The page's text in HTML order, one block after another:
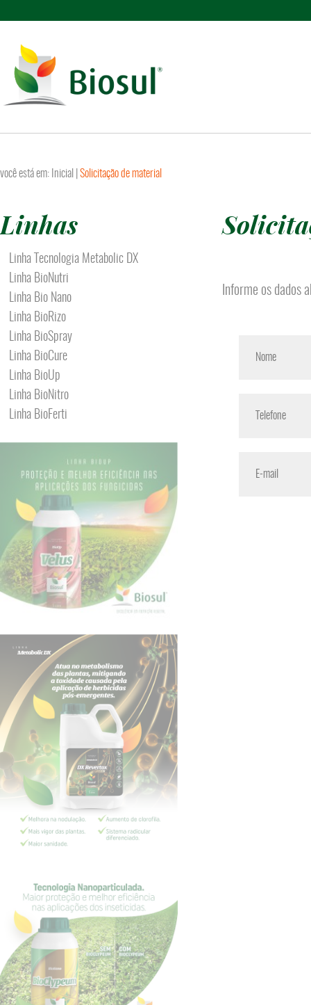
você está em: Inicial Solicitação de material
Linhas
Linha Tecnologia Metabolic DX
Linha BioNutri
Linha Bio Nano
Linha BioRizo
Linha BioSpray
Linha BioCure
Linha BioUp
Linha BioNitro
Linha BioFerti
Informe os dados